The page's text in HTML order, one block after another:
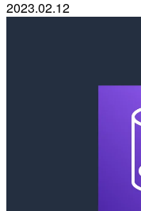
2023.02.12